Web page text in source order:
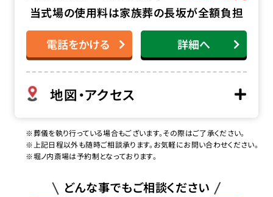
当式場の使用料は家族葬の長坂が全額負担
電話をかける 詳細へ
地図・アクセス
※葬儀を執り行っている場合もございます。その際はご了承ください。
※上記日程以外も随時ご相談承ります。お気軽にお問い合わせください。
※堀ノ内斎場は予約制となっております。
どんな事でもご相談ください